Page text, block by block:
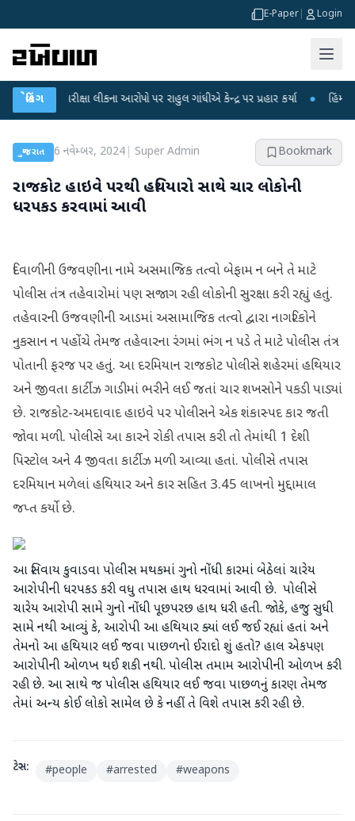
E-Paper Login
બ્રેકિંગ
પરીક્ષા લીકના આરોપો પર રાહુલ ગાંધીએ કેન્દ્ર પર પ્રહાર કર્યા ● હિંમતનગરમાં
ગુજરાત 6 નવેમ્બર, 2024 Super Admin Bookmark
રાજકોટ હાઇવે પરથી હથિયારો સાથે ચાર લોકોની
ધરપકડ કરવામાં આવી
દિવાળીની ઉજવણીના નામે અસમાજિક તત્વો બેફામ ન બને તે માટે
પોલીસ તંત્ર તહેવારોમાં પણ સજાગ રહી લોકોની સુરક્ષા કરી રહ્યું હતું.
તહેવારની ઉજવણીની આડમાં અસામાજિક તત્વો દ્વારા નાગરિકોને
નુકસાન ન પહોંચે તેમજ તહેવારના રંગમાં ભંગ ન પડે તે માટે પોલીસ તંત્ર
પોતાની ફરજ પર હતું. આ દરમિયાન રાજકોટ પોલીસે શહેરમાં હથિયાર
અને જીવતા કાર્ટીઝ ગાડીમાં ભરીને લઈ જતાં ચાર શખસોને પકડી પાડ્યાં
છે. રાજકોટ-અમદાવાદ હાઇવે પર પોલીસને એક શંકાસ્પદ કાર જતી
જોવા મળી. પોલીસે આ કારને રોકી તપાસ કરી તો તેમાંથી 1 દેશી
પિસ્ટોલ અને 4 જીવતા કાર્ટીઝ મળી આવ્યા હતાં. પોલીસે તપાસ
દરમિયાન મળેલાં હથિયાર અને કાર સહિત 3.45 લાખનો મુદ્દામાલ
જપ્ત કર્યો છે.
આ સિવાય કુવાડવા પોલીસ મથકમાં ગુનો નોંધી કારમાં બેઠેલાં ચારેય
આરોપીની ધરપકડ કરી વધુ તપાસ હાથ ધરવામાં આવી છે. પોલીસે
ચારેય આરોપી સામે ગુનો નોંધી પૂછપરછ હાથ ધરી હતી. જોકે, હજુ સુધી
સામે નથી આવ્યું કે, આરોપી આ હથિયાર ક્યાં લઈ જઈ રહ્યાં હતાં અને
તેમનો આ હથિયાર લઈ જવા પાછળનો ઈરાદો શું હતો? હાલ એકપણ
આરોપીની ઓળખ થઈ શકી નથી. પોલીસ તમામ આરોપીની ઓળખ કરી
રહી છે. આ સાથે જ પોલીસ હથિયાર લઈ જવા પાછળનું કારણ તેમજ
તેમાં અન્ય કોઈ લોકો સામેલ છે કે નહીં તે વિશે તપાસ કરી રહી છે.
ટેગ્સ: #people #arrested #weapons